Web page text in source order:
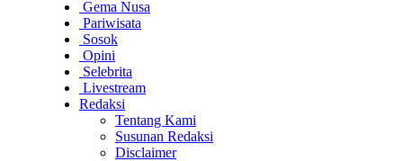
Gema Nusa
Pariwisata
Sosok
Opini
Selebrita
Livestream
Redaksi
Tentang Kami
Susunan Redaksi
Disclaimer